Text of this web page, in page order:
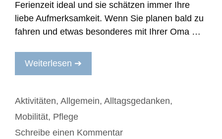
Ferienzeit ideal und sie schätzen immer Ihre
liebe Aufmerksamkeit. Wenn Sie planen bald zu
fahren und etwas besonderes mit Ihrer Oma …
Weiterlesen ➔
Kategorien
Aktivitäten, Allgemein, Alltagsgedanken,
Mobilität, Pflege
Schreibe einen Kommentar